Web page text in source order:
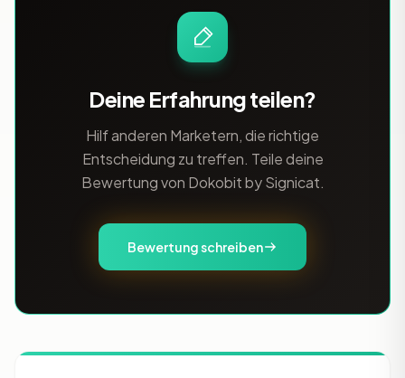
Deine Erfahrung teilen?
Hilf anderen Marketern, die richtige
Entscheidung zu treffen. Teile deine
Bewertung von Dokobit by Signicat.
Bewertung schreiben